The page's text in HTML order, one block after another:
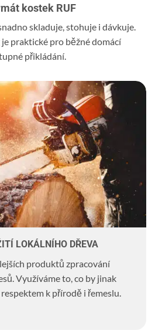
kostek RUF
skladuje, stohuje i dávkuje.
je praktické pro běžné domácí
přikládání.
LOKÁLNÍHO DŘEVA
produktů zpracování
Využíváme to, co by jinak
k přírodě i řemeslu.